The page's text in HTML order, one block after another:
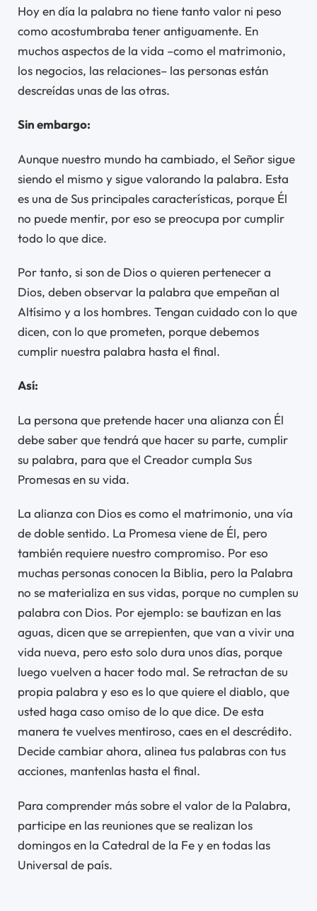
Hoy en día la palabra no tiene tanto valor ni peso
como acostumbraba tener antiguamente. En
muchos aspectos de la vida –como el matrimonio,
los negocios, las relaciones– las personas están
descreídas unas de las otras.
Sin embargo:
Aunque nuestro mundo ha cambiado, el Señor sigue
siendo el mismo y sigue valorando la palabra. Esta
es una de Sus principales características, porque Él
no puede mentir, por eso se preocupa por cumplir
todo lo que dice.
Por tanto, si son de Dios o quieren pertenecer a
Dios, deben observar la palabra que empeñan al
Altísimo y a los hombres. Tengan cuidado con lo que
dicen, con lo que prometen, porque debemos
cumplir nuestra palabra hasta el final.
Así:
La persona que pretende hacer una alianza con Él
debe saber que tendrá que hacer su parte, cumplir
su palabra, para que el Creador cumpla Sus
Promesas en su vida.
La alianza con Dios es como el matrimonio, una vía
de doble sentido. La Promesa viene de Él, pero
también requiere nuestro compromiso. Por eso
muchas personas conocen la Biblia, pero la Palabra
no se materializa en sus vidas, porque no cumplen su
palabra con Dios. Por ejemplo: se bautizan en las
aguas, dicen que se arrepienten, que van a vivir una
vida nueva, pero esto solo dura unos días, porque
luego vuelven a hacer todo mal. Se retractan de su
propia palabra y eso es lo que quiere el diablo, que
usted haga caso omiso de lo que dice. De esta
manera te vuelves mentiroso, caes en el descrédito.
Decide cambiar ahora, alinea tus palabras con tus
acciones, mantenlas hasta el final.
Para comprender más sobre el valor de la Palabra,
participe en las reuniones que se realizan los
domingos en la Catedral de la Fe y en todas las
Universal de país.